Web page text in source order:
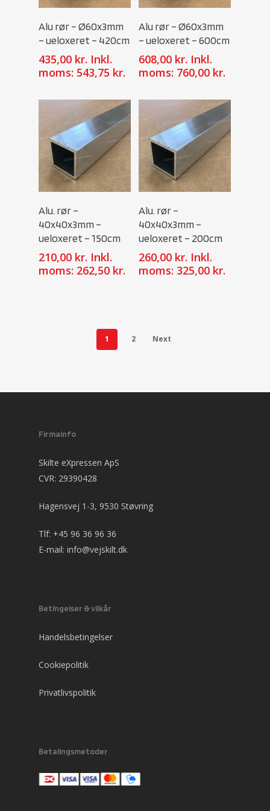
Alu rør – Ø60x3mm
– ueloxeret – 420cm
435,00 kr. Inkl.
moms: 543,75 kr.
Alu rør – Ø60x3mm
– ueloxeret – 600cm
608,00 kr. Inkl.
moms: 760,00 kr.
Alu. rør –
40x40x3mm –
ueloxeret – 150cm
210,00 kr. Inkl.
moms: 262,50 kr.
Alu. rør –
40x40x3mm –
ueloxeret – 200cm
260,00 kr. Inkl.
moms: 325,00 kr.
1 2 Next
Firmainfo
Skilte eXpressen ApS
CVR: 29390428
Hagensvej 1-3, 9530 Støvring
Tlf: +45 96 36 96 36
E-mail: info@vejskilt.dk
Betingelser & vilkår
Handelsbetingelser
Cookiepolitik
Privatlivspolitik
Betalingsmetoder